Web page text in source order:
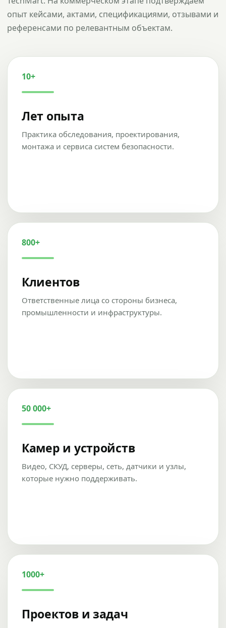
опыт кейсами, актами, спецификациями, отзывами и
референсами по релевантным объектам.
10+
Лет опыта
Практика обследования, проектирования,
монтажа и сервиса систем безопасности.
800+
Клиентов
Ответственные лица со стороны бизнеса,
промышленности и инфраструктуры.
50 000+
Камер и устройств
Видео, СКУД, серверы, сеть, датчики и узлы,
которые нужно поддерживать.
1000+
Проектов и задач